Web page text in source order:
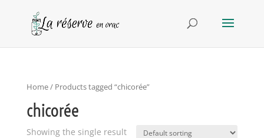
Home/ Products tagged “chicorée”
chicorée
Showing the single result